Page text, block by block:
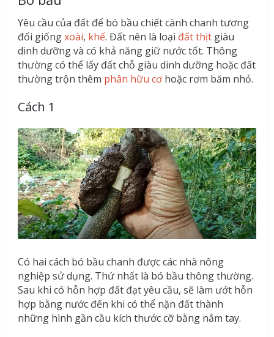
Yêu cầu của đất để bó bầu chiết cành chanh tương
đối giốngxoài, khế. Đất nên là loại đất thịtgiàu
dinh dưỡng và có khả năng giữ nước tốt. Thông
thường có thể lấy đất chỗ giàu dinh dưỡng hoặc đất
thường trộn thêm phân hữu cơhoặc rơm băm nhỏ.
Cách 1
Có hai cách bó bầu chanh được các nhà nông
nghiệp sử dụng. Thứ nhất là bó bầu thông thường.
Sau khi có hỗn hợp đất đạt yêu cầu, sẽ làm ướt hỗn
hợp bằng nước đến khi có thể nặn đất thành
những hình gần cầu kích thước cỡ bằng nắm tay.